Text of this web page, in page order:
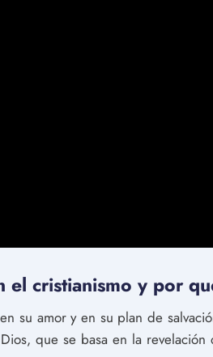
cristianismo y por
su amor y en su plan de
que se basa en la